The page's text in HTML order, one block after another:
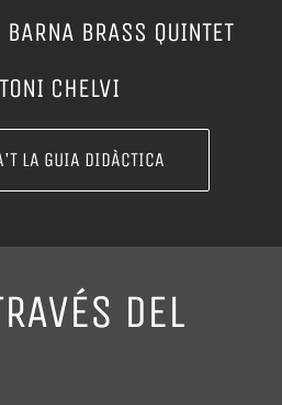
BRASS QUINTET
TONI CHELVI
LA GUIA DIDÀCTICA
DEL